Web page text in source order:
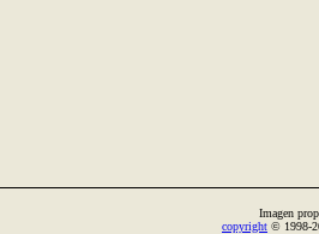
Imagen
copyright © 1998-